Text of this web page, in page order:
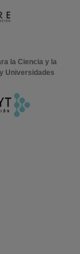
la Ciencia y la
Universidades